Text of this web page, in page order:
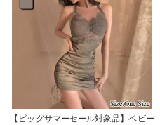
【ビッグサマーセール対象品】ベビー